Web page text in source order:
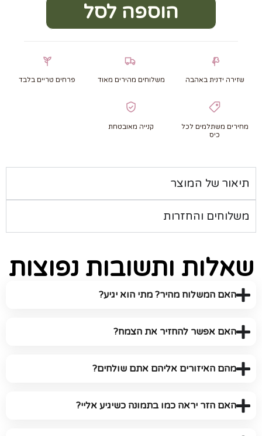
הוספה לסל
שזירה ידנית באהבה משלוחים מהירים מאוד פרחים טריים בלבד
מחירים משתלמים לכל
כיס
קנייה מאובטחת
תיאור של המוצר
משלוחים והחזרות
שאלות ותשובות נפוצות
האם המשלוח מהיר? מתי הוא יגיע?
האם אפשר להחזיר את הצמח?
מהם האיזורים אליהם אתם שולחים?
האם הזר יראה כמו בתמונה כשיגיע אליי?